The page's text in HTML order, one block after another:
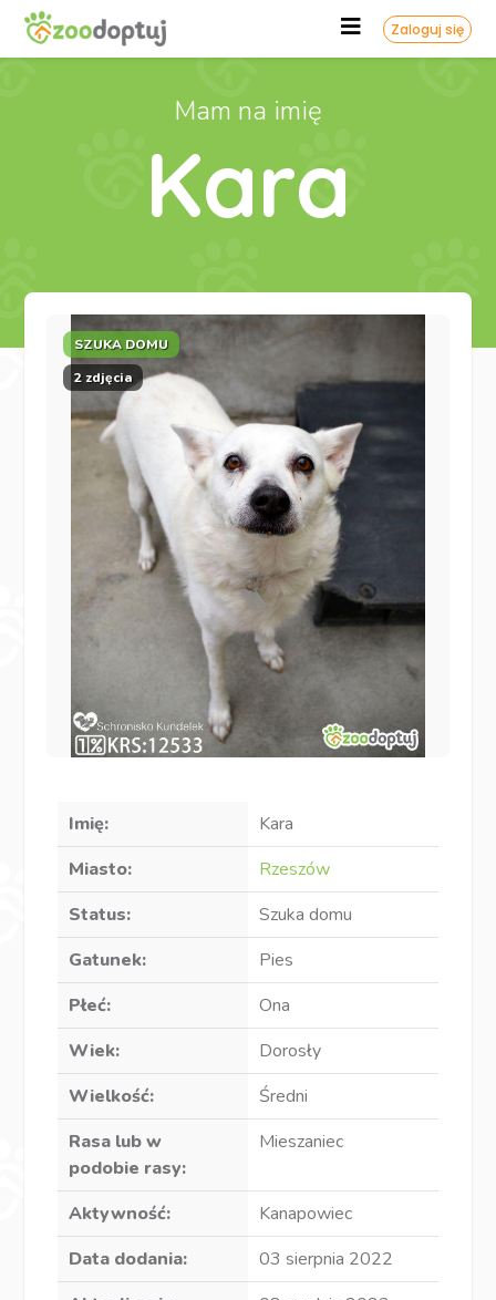
Zaloguj się
Mam na imię
Kara
SZUKA DOMU
2 zdjęcia
Imię:
Kara
Miasto:
Rzeszów
Status:
Szuka domu
Gatunek:
Pies
Płeć:
Ona
Wiek:
Dorosły
Wielkość:
Średni
Rasa lub w
podobie rasy:
Mieszaniec
Aktywność:
Kanapowiec
Data dodania:
03 sierpnia 2022